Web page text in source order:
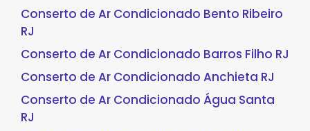
Conserto de Ar Condicionado Bento Ribeiro
RJ
Conserto de Ar Condicionado Barros Filho RJ
Conserto de Ar Condicionado Anchieta RJ
Conserto de Ar Condicionado Água Santa
RJ